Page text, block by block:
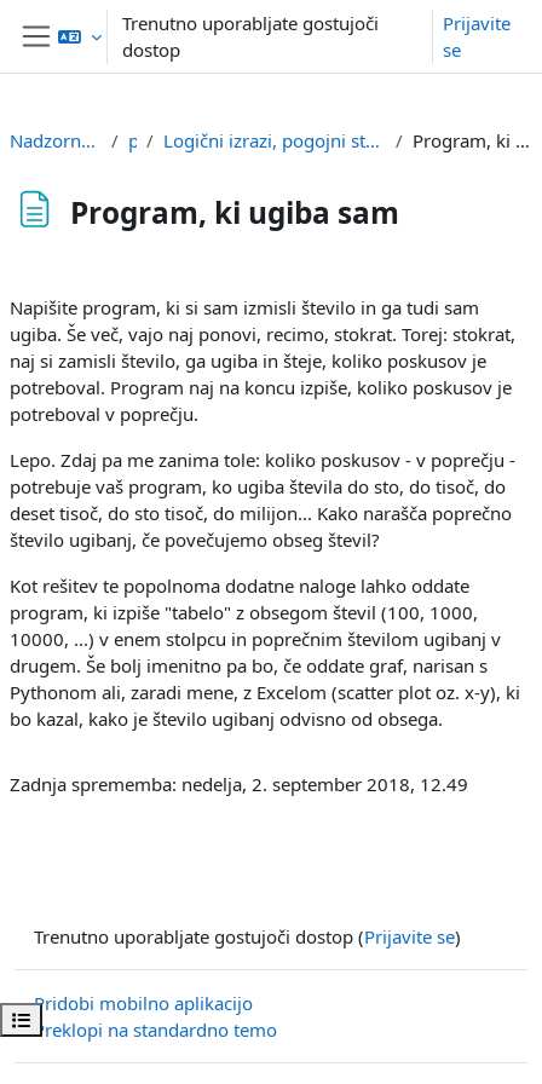
Preskoči na glavno vsebino
Stransko polje
Trenutno uporabljate gostujoči
dostop
Prijavite
se
Odpri kazalo predmeta
Nadzorna plošča p1 Logični izrazi, pogojni stavki, zanka while Program, ki ugiba sam
Program, ki ugiba sam
Napišite program, ki si sam izmisli število in ga tudi sam
ugiba. Še več, vajo naj ponovi, recimo, stokrat. Torej: stokrat,
naj si zamisli število, ga ugiba in šteje, koliko poskusov je
potreboval. Program naj na koncu izpiše, koliko poskusov je
potreboval v poprečju.
Lepo. Zdaj pa me zanima tole: koliko poskusov - v poprečju -
potrebuje vaš program, ko ugiba števila do sto, do tisoč, do
deset tisoč, do sto tisoč, do milijon... Kako narašča poprečno
število ugibanj, če povečujemo obseg števil?
Kot rešitev te popolnoma dodatne naloge lahko oddate
program, ki izpiše "tabelo" z obsegom števil (100, 1000,
10000, ...) v enem stolpcu in poprečnim številom ugibanj v
drugem. Še bolj imenitno pa bo, če oddate graf, narisan s
Pythonom ali, zaradi mene, z Excelom (scatter plot oz. x-y), ki
bo kazal, kako je število ugibanj odvisno od obsega.
Zadnja sprememba: nedelja, 2. september 2018, 12.49
Trenutno uporabljate gostujoči dostop (Prijavite se)
Pridobi mobilno aplikacijo
Preklopi na standardno temo